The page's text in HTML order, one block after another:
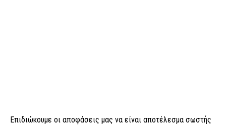
Επιδιώκουµε οι αποφάσεις µας να είναι αποτέλεσµα σωστής